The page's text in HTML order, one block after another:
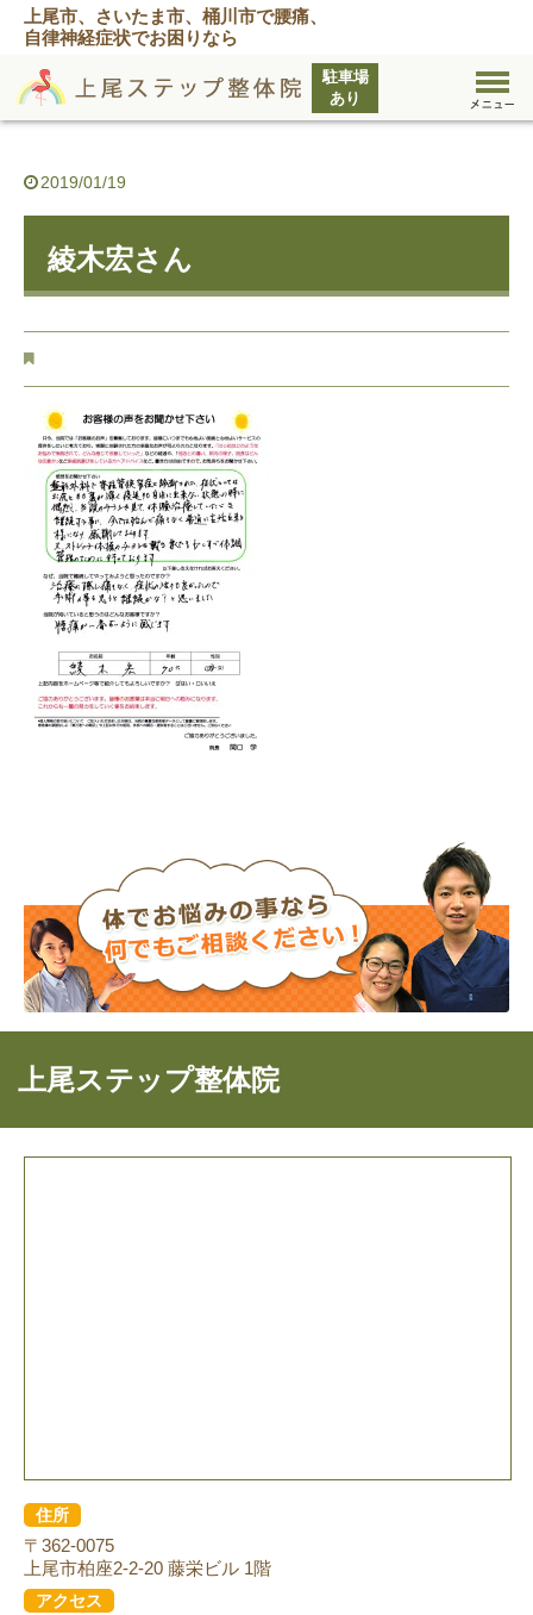
上尾市、さいたま市、桶川市で腰痛、
自律神経症状でお困りなら
2019/01/19
綾木宏さん
上尾ステップ整体院
住所
〒362-0075
上尾市柏座2-2-20 藤栄ビル 1階
アクセス